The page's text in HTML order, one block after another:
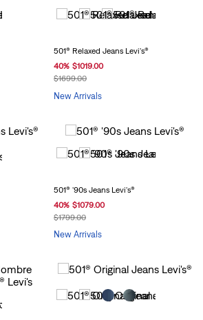
501® Relaxed Jeans Levi's®
40% $1019.00
$1699.00
New Arrivals
501® '90s Jeans Levi's®
40% $1079.00
$1799.00
New Arrivals